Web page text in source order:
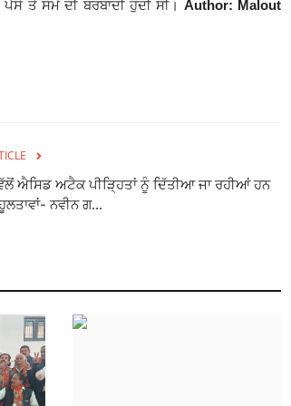
ਤੇ ਸਮੇਂ ਦੀ ਬਰਬਾਦੀ ਹੁੰਦੀ ਸੀ। Author: Malout
ਐਸਿਡ ਅਟੈਕ ਪੀੜ੍ਹਿਤਾਂ ਨੂੰ ਦਿੱਤੀਆ ਜਾ ਰਹੀਆਂ ਹਨ
ਨਵੀਨ ਗ...